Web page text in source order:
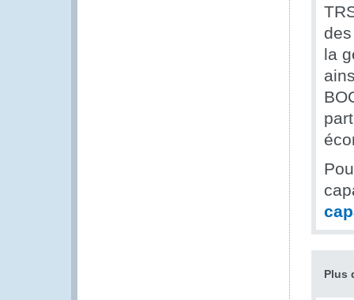
la
Plus